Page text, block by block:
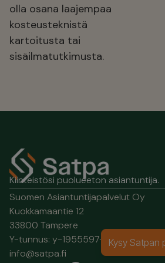
Kysy Satpan
olla osana laajempaa
kosteusteknistä
kartoitusta tai
sisäilmatutkimusta.
Kiinteistösi puolueeton asiantuntija.
Suomen Asiantuntijapalvelut Oy
Kuokkamaantie 12
33800 Tampere
Y-tunnus: y-1955597-0
info@satpa.fi